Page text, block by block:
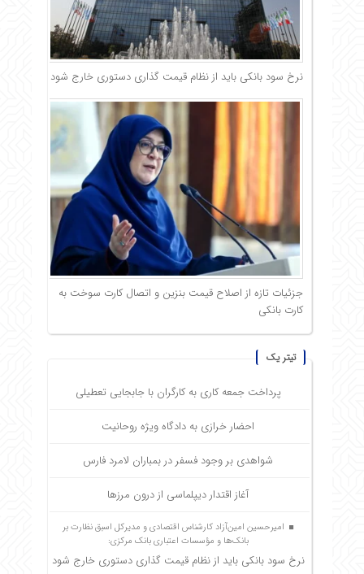
نرخ سود بانکی باید از نظام قیمت گذاری دستوری خارج شود
جزئیات تازه از اصلاح قیمت بنزین و اتصال کارت سوخت به
کارت بانکی
تیتر یک
پرداخت جمعه کاری به کارگران با جابجایی تعطیلی
احضار خرازی به دادگاه ویژه روحانیت
شواهدی بر وجود فسفر در بمباران لامرد فارس
آغاز اقتدار دیپلماسی از درون مرزها
امیرحسین امین‌آزاد کارشناس اقتصادی و مدیرکل اسبق نظارت بر
بانک‌ها و مؤسسات اعتباری بانک مرکزی:
نرخ سود بانکی باید از نظام قیمت گذاری دستوری خارج شود